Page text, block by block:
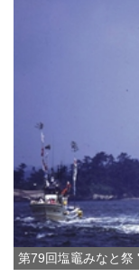
第79回塩竈みなと